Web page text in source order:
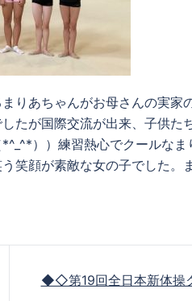
りあちゃんがお母さんの実家
たが国際交流が出来、子供た
））練習熱心でクールな
笑顔が素敵な女の子でした。
◆◇第19回全日本新体操